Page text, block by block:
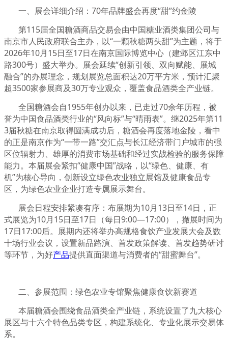
一、展会详细介绍：70年品牌盛会再度“甜”约金陵
第115届全国糖酒商品交易会由中国糖业酒类集团公司与
南京市人民政府联合主办，以“一颗秋糖两头甜”为主题，将于
2026年10月15日至17日在南京国际博览中心（建邺区江东中
路300号）盛大举办。展会延续“创新引领、双向赋能、展城
融合”的办展理念，规划展览总面积达20万平方米，预计汇聚
超3500家参展商及30万专业观众，覆盖食品酒类全产业链。
全国糖酒会自1955年创办以来，已走过70余年历程，被
誉为中国食品酒类行业的“风向标”与“晴雨表”。继2025年第11
3届秋糖在南京取得圆满成功后，糖酒会再度落地金陵，看中
的正是南京作为“一带一路”交汇点与长江经济带门户城市的强
区位辐射力、雄厚的消费市场基础和经过实战检验的服务保障
能力。本届展会紧扣“健康中国”战略，以“绿色、健康、有
机”为核心导向，创新设立绿色农业独立展馆及健康食品专
区，为绿色农业企业打造专属展示舞台。
展会日程安排紧凑有序：布展期为10月13日至14日，正
式展览为10月15日至17日（每日9:00—17:00），撤展时间为
17日17:00后。展期内还将举办高规格食饮产业发展大会及数
十场行业会议，设置新品路演、首发政策解读、首发趋势研讨
等环节，为好产品提供直面渠道与消费者的“甜蜜舞台”。
二、参展范围：绿色农业专馆聚焦健康食饮新赛道
本届糖酒会围绕食品酒类全产业链，系统设置了九大核心
展区与十六个特色品类专区，构建系统化、专业化展示交易体
系。